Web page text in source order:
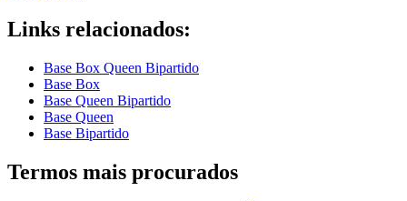
Links relacionados:
Base Box Queen Bipartido
Base Box
Base Queen Bipartido
Base Queen
Base Bipartido
Termos mais procurados